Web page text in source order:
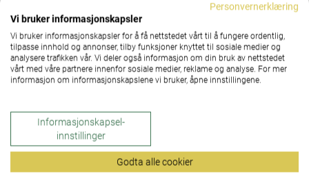
LAST OPP VEDLEGG
FORNAVN*
Personvernerklæring
Vi bruker informasjonskapsler
Vi bruker informasjonskapsler for å få nettstedet vårt til å fungere ordentlig,
tilpasse innhold og annonser, tilby funksjoner knyttet til sosiale medier og
analysere trafikken vår. Vi deler også informasjon om din bruk av nettstedet
vårt med våre partnere innenfor sosiale medier, reklame og analyse. For mer
informasjon om informasjonskapslene vi bruker, åpne innstillingene.
Informasjonskapsel-
innstillinger
Godta alle cookier